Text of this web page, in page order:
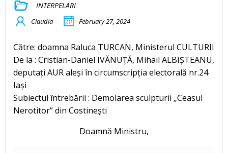
INTERPELARI
Claudia - February 27, 2024
Către: doamna Raluca TURCAN, Ministerul CULTURII
De la : Cristian-Daniel IVĂNUȚĂ, Mihail ALBIȘTEANU,
deputați AUR aleși în circumscripția electorală nr.24
Iași
Subiectul întrebării : Demolarea sculpturii „Ceasul
Nerotitor” din Costinești
Doamnă Ministru,